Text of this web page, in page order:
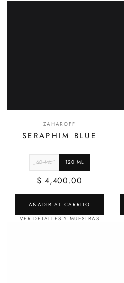
ZAHAROFF
SERAPHIM BLUE
$ 4,400.00
AÑADIR AL CARRITO
VER DETALLES Y MUESTRAS